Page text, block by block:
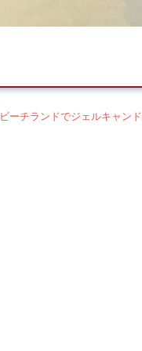
ビーチランドでジェルキャン